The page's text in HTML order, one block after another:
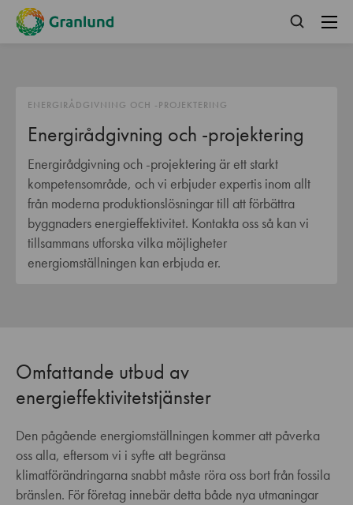
ENERGIRÅDGIVNING OCH -PROJEKTERING
Energirådgivning och -projektering
Energirådgivning och -projektering är ett starkt
kompetensområde, och vi erbjuder expertis inom allt
från moderna produktionslösningar till att förbättra
byggnaders energieffektivitet. Kontakta oss så kan vi
tillsammans utforska vilka möjligheter
energiomställningen kan erbjuda er.
Omfattande utbud av
energieffektivitetstjänster
Den pågående energiomställningen kommer att påverka
oss alla, eftersom vi i syfte att begränsa
klimatförändringarna snabbt måste röra oss bort från fossila
bränslen. För företag innebär detta både nya utmaningar